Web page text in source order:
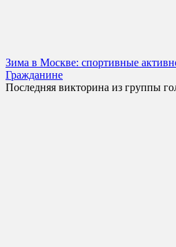
Зима в Москве: спортивные
Гражданине
Последняя викторина из группы